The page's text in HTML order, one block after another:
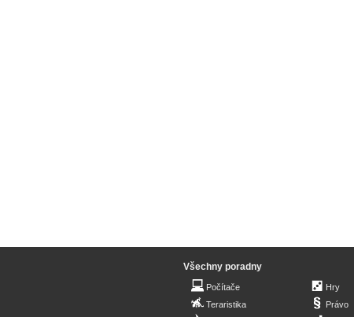
Všechny poradny
Počítače
Teraristika
Hry
Právo